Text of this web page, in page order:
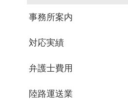
事務所案内
対応実績
弁護士費用
陸路運送業